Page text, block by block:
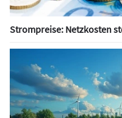
Strompreise: Netzkosten